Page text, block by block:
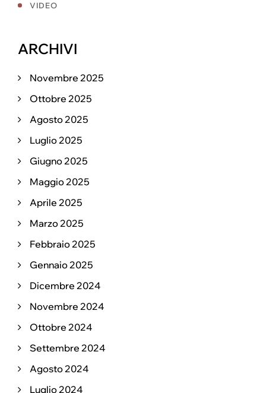
VIDEO
ARCHIVI
Novembre 2025
Ottobre 2025
Agosto 2025
Luglio 2025
Giugno 2025
Maggio 2025
Aprile 2025
Marzo 2025
Febbraio 2025
Gennaio 2025
Dicembre 2024
Novembre 2024
Ottobre 2024
Settembre 2024
Agosto 2024
Luglio 2024